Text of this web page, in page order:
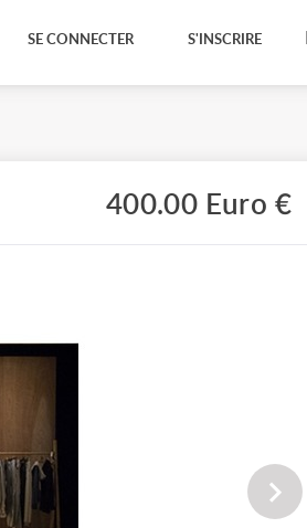
SE CONNECTER S'INSCRIRE
400.00 Euro €